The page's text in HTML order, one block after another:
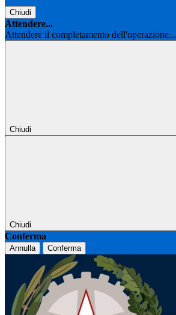
Chiudi
Attendere...
Attendere il completamento dell'operazione...
Chiudi
Chiudi
Conferma
Annulla Conferma